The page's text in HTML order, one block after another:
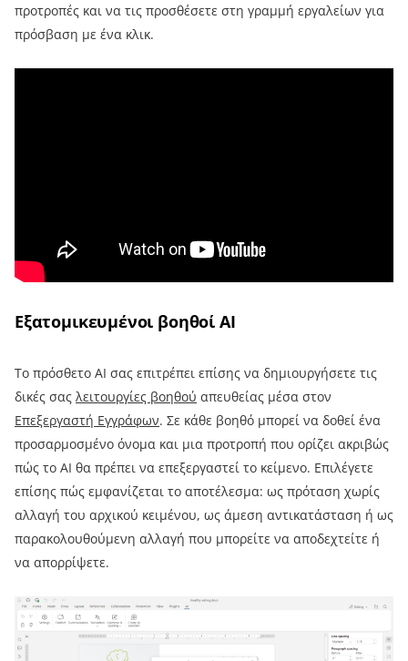
προτροπές και να τις προσθέσετε στη γραμμή εργαλείων για
πρόσβαση με ένα κλικ.
Εξατομικευμένοι βοηθοί AI
Το πρόσθετο AI σας επιτρέπει επίσης να δημιουργήσετε τις
δικές σας λειτουργίες βοηθού απευθείας μέσα στον
Επεξεργαστή Εγγράφων. Σε κάθε βοηθό μπορεί να δοθεί ένα
προσαρμοσμένο όνομα και μια προτροπή που ορίζει ακριβώς
πώς το AI θα πρέπει να επεξεργαστεί το κείμενο. Επιλέγετε
επίσης πώς εμφανίζεται το αποτέλεσμα: ως πρόταση χωρίς
αλλαγή του αρχικού κειμένου, ως άμεση αντικατάσταση ή ως
παρακολουθούμενη αλλαγή που μπορείτε να αποδεχτείτε ή
να απορρίψετε.